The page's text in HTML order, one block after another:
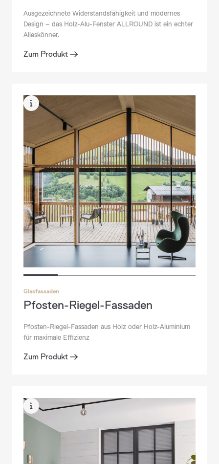
Ausgezeichnete Widerstandsfähigkeit und modernes
Design – das Holz-Alu-Fenster ALLROUND ist ein echter
Alleskönner.
Zum Produkt
Holz-Alu-Fenster ALLROUND
Fenster
Pfosten-Riegel-Fassaden
Glasfassaden
Pfosten-Riegel-Fassaden aus Holz oder Holz-Aluminium
für maximale Effizienz
Zum Produkt